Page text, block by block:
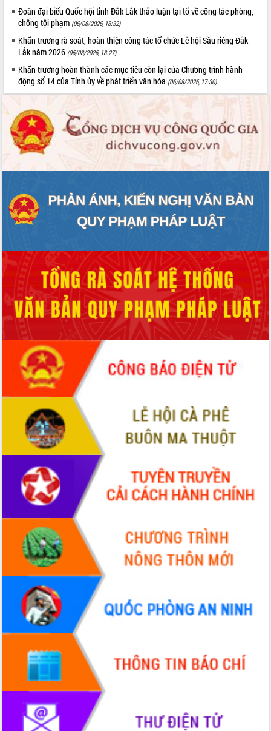
Tiến
Gặp mặt các cơ quan báo chí nhân Kỷ
niệm 101 năm Ngày Báo chí Cách
mạng Việt Nam
Đắk Lắk sơ kết 4 năm triển khai thực
hiện Đề án 06 của Chính phủ
Họp báo thông tin về Hội nghị Công bố
Quy hoạch và Xúc tiến đầu tư tỉnh Đắk
Lắk
Khơi thông điểm nghẽn, đẩy nhanh
giải ngân vốn khắc phục thiên tai
HĐND tỉnh thông qua điều chỉnh Quy
Hội thảo góp ý hồ sơ điều chỉnh quy
hoạch tỉnh Đắk Lắk thời kỳ 2021-2030,
tầm nhìn đến năm 2050
Nâng cao hiệu quả hoạt động của các
Hội nghị triển khai kết nối mạng
truyền số liệu chuyên dùng phục vụ cơ
quan Đảng, Nhà nước
Lễ phát động chuỗi hoạt động chung
tay làm sạch môi trường
Xã Ea Kar bước chuyển mình trong
công tác cải cách hành chính mô hình
UBND tỉnh họp báo định kỳ tháng 4
năm 2026
Hội thảo khoa học “Giải pháp thúc đẩy
phát triển nền kinh tế xanh tại tỉnh
Đắk Lắk”
Tăng cường giám sát, đôn đốc thực
hiện nhiệm vụ quản lý tài sản công
hàng tuần
Tháo gỡ những vướng mắc, đẩy mạnh
công tác cải cách thủ tục hành chính
tại Trung tâm Phục vụ hành chính
công tỉnh
Đắk Lắk: Tôn vinh 46 giải pháp tại Hội
thi Sáng tạo Kỹ thuật 2024 - 2025
Đắk Lắk rà soát, điều chỉnh Đề án 190
về phát triển nuôi trồng thủy sản
Phó Chủ tịch UBND tỉnh Đắk Lắk
Trương Công Thái kiểm tra thực địa
Dự án cao tốc Khánh Hòa - Buôn Ma
Thuột
Định vị cà phê Việt Nam như một “di
sản sống” trong dòng chảy toàn cầu
Xây dựng nông thôn mới: Nâng cao đời
sống người dân từ những mô hình thiết
Quyết liệt tháo gỡ vướng mắc, đẩy
nhanh tiến độ các dự án trọng điểm
trong Khu kinh tế Nam Phú Yên
Đoàn đại biểu Quốc hội tỉnh Đắk Lắk thảo luận tại tổ về công tác phòng,
chống tội phạm (06/08/2026, 18:32)
Khẩn trương rà soát, hoàn thiện công tác tổ chức Lễ hội Sầu riêng Đắk
Lắk năm 2026 (06/08/2026, 18:27)
Khẩn trương hoàn thành các mục tiêu còn lại của Chương trình hành
động số 14 của Tỉnh ủy về phát triển văn hóa (06/08/2026, 17:30)